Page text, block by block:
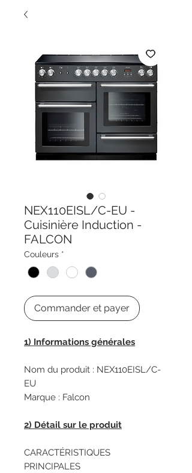
NEX110EISL/C-EU -
Cuisinière Induction -
FALCON
Couleurs *
Commander et payer
1) Informations générales
Nom du produit : NEX110EISL/C-
EU
Marque : Falcon
2) Détail sur le produit
CARACTÉRISTIQUES
PRINCIPALES